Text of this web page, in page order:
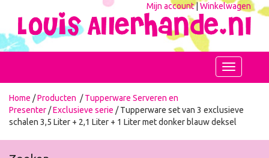
Mijn account|Winkelwagen
Toggle
navigation
Home /Producten /Tupperware Serveren en
Presenter /Exclusieve serie / Tupperware set van 3 exclusieve
schalen 3,5 Liter + 2,1 Liter + 1 Liter met donker blauw deksel